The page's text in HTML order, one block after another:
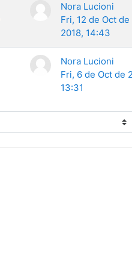
Nora Lucioni
Fri, 12 de Oct de
2018, 14:43
Nora Lucioni
Fri, 6 de Oct de
13:31